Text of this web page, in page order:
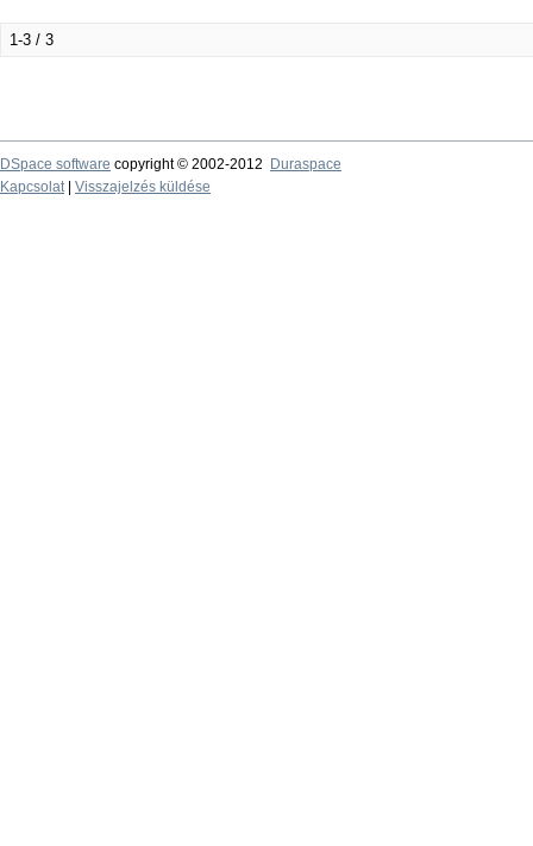
1-3 / 3
DSpace software copyright © 2002-2012
Duraspace
Kapcsolat| Visszajelzés küldése